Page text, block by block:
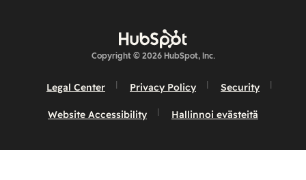
Copyright © 2026 HubSpot, Inc.
Legal Center Privacy Policy Security
Website Accessibility Hallinnoi evästeitä